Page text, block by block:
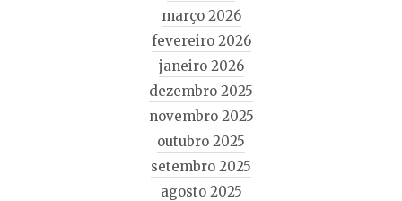
março 2026
fevereiro 2026
janeiro 2026
dezembro 2025
novembro 2025
outubro 2025
setembro 2025
agosto 2025